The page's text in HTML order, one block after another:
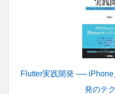
Flutter実践開発 ──
発のテ